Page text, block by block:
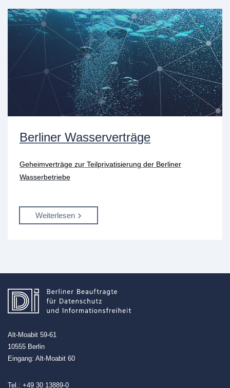
Berliner Wasserverträge
Geheimverträge zur Teilprivatisierung der Berliner
Wasserbetriebe
Weiterlesen
Alt-Moabit 59-61
10555 Berlin
Eingang: Alt-Moabit 60
Tel.: +49 30 13889-0